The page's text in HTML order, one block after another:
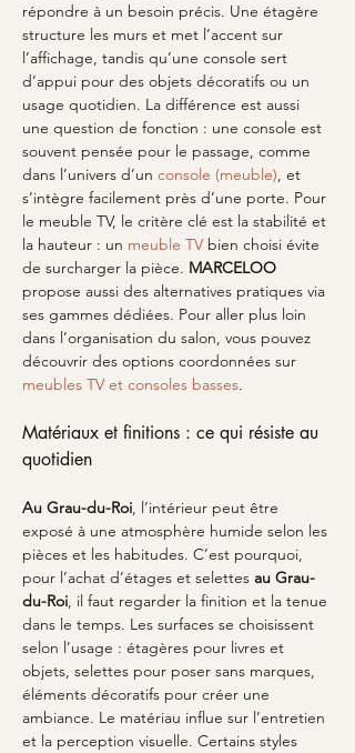
répondre à un besoin précis. Une étagère
structure les murs et met l’accent sur
l’affichage, tandis qu’une console sert
d’appui pour des objets décoratifs ou un
usage quotidien. La différence est aussi
une question de fonction : une console est
souvent pensée pour le passage, comme
dans l’univers d’un console (meuble), et
s’intègre facilement près d’une porte. Pour
le meuble TV, le critère clé est la stabilité et
la hauteur : un meuble TV bien choisi évite
de surcharger la pièce. MARCELOO
propose aussi des alternatives pratiques via
ses gammes dédiées. Pour aller plus loin
dans l’organisation du salon, vous pouvez
découvrir des options coordonnées sur
meubles TV et consoles basses.
Matériaux et finitions : ce qui résiste au
quotidien
Au Grau-du-Roi, l’intérieur peut être
exposé à une atmosphère humide selon les
pièces et les habitudes. C’est pourquoi,
pour l’achat d’étages et selettes au Grau-
du-Roi, il faut regarder la finition et la tenue
dans le temps. Les surfaces se choisissent
selon l’usage : étagères pour livres et
objets, selettes pour poser sans marques,
éléments décoratifs pour créer une
ambiance. Le matériau influe sur l’entretien
et la perception visuelle. Certains styles